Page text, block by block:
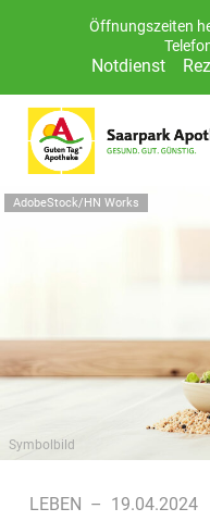
Öffnungszeiten
Notdienst
AdobeStock/HN Works
Symbolbild
LEBEN – 19.04.2024